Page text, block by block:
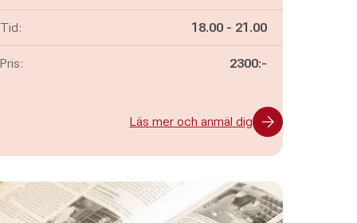
Tid: Pågår mellan
18.00 - och
21.00
Pris: 2300:-
Läs mer och anmäl dig